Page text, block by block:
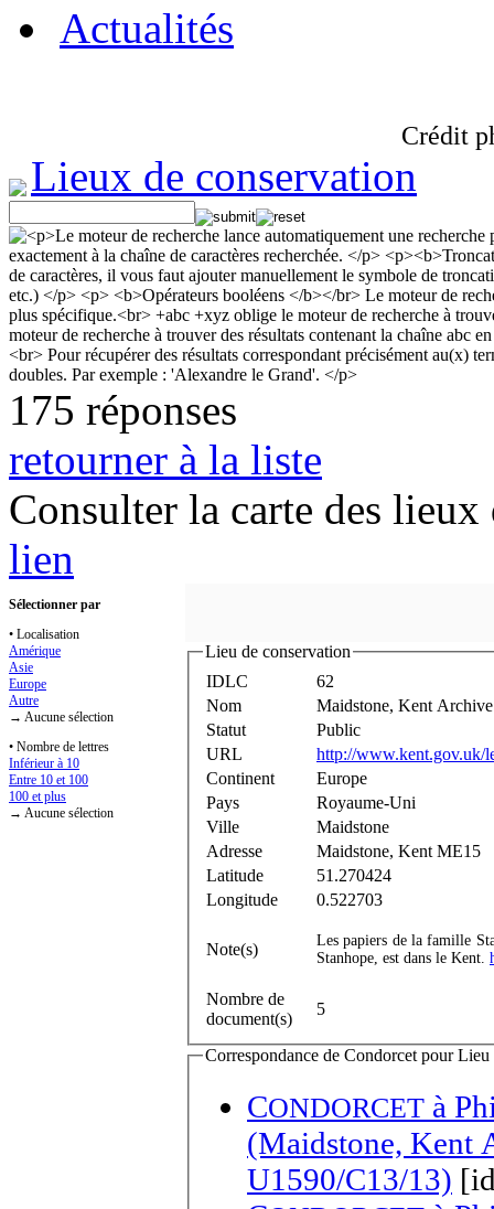
Actualités
Crédit
Lieux de conservation
175 réponses
retourner à la liste
Consulter la carte des
lien
Sélectionner par
• Localisation
Amérique
Asie
Europe
Autre
→ Aucune sélection
• Nombre de lettres
Inférieur à 10
Entre 10 et 100
100 et plus
→ Aucune sélection
Lieu de conservation
IDLC
62
Nom
Maidstone, Kent
Statut
Public
URL
http://www.kent.gov.uk/
Continent
Europe
Pays
Royaume-Uni
Ville
Maidstone
Adresse
Maidstone, Kent ME15
Latitude
51.270424
Longitude
0.522703
Note(s)
Les papiers de la famille
Stanhope, est dans le Kent.
Nombre de
document(s)
5
Correspondance de Condorcet pour
CONDORCET à
(Maidstone, Kent
U1590/C13/13)